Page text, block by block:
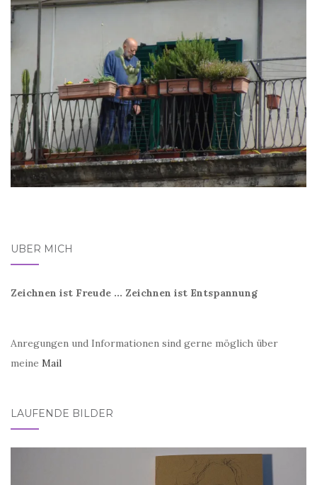
ÜBER MICH
Zeichnen ist Freude ... Zeichnen ist Entspannung
Anregungen und Informationen sind gerne möglich über
meine Mail
LAUFENDE BILDER